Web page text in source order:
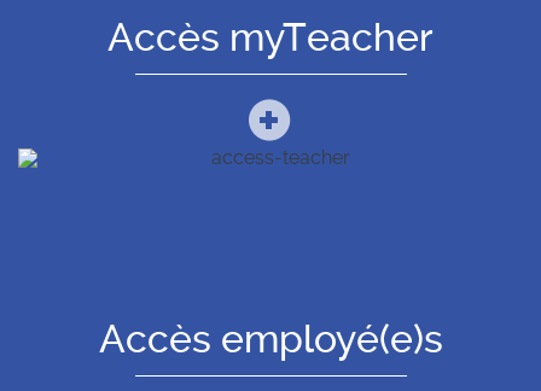
Accès myTeacher
Accès employé(e)s